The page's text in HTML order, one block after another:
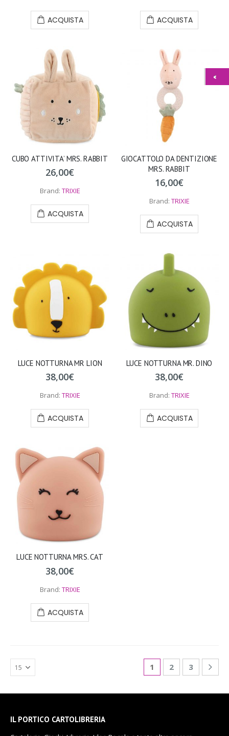
ACQUISTA ACQUISTA
CUBO ATTIVITA’ MRS. RABBIT
26,00€
Brand: TRIXIE
ACQUISTA
GIOCATTOLO DA DENTIZIONE
MRS. RABBIT
16,00€
Brand: TRIXIE
ACQUISTA
LUCE NOTTURNA MR LION
38,00€
Brand: TRIXIE
ACQUISTA
LUCE NOTTURNA MR. DINO
38,00€
Brand: TRIXIE
ACQUISTA
LUCE NOTTURNA MRS. CAT
38,00€
Brand: TRIXIE
ACQUISTA
1 2 3
IL PORTICO CARTOLIBRERIA